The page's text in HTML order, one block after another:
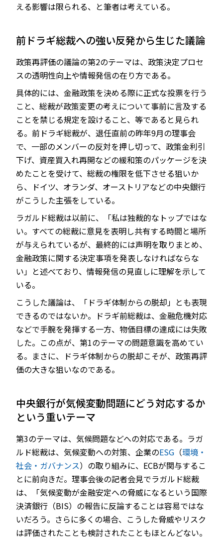
える影響は限られる、と筆者は考えている。
前ドラギ総裁への強い反発から生じた議論
政策再評価の議論の第2のテーマは、政策決定プロセ
スの透明性向上や情報発信の在り方である。
具体的には、金融政策を決める際に正式な投票を行う
こと、総裁が政策変更の考えについて事前に言及する
ことを禁じる規定を設けること、等であると見られ
る。前ドラギ総裁が、退任直前の昨年9月の理事会
で、一部のメンバーの反対を押し切って、政策金利引
下げ、資産買入れ再開などの緩和策のパッケージを決
めたことを受けて、総裁の権限を低下させる狙いか
ら、ドイツ、オランダ、オーストリアなどの中央銀行
がこうした主張をしている。
ラガルド総裁は以前に、「私は独裁的なトップではな
い。すべての総裁に意見を表明し共有する時間と場所
が与えられているが、最終的には声明を取りまとめ、
金融政策に関する決定事項を発表しなければならな
い」と述べており、情報発信の見直しに理解を示して
いる。
こうした議論は、「ドラギ体制からの脱却」とも表現
できるのではないか。ドラギ前総裁は、金融危機対応
などで手腕を発揮する一方、物価目標の達成には失敗
した。この点が、第1のテーマの問題意識を高めてい
る。まさに、ドラギ体制からの脱却こそが、政策再評
価の大きな狙いなのである。
中央銀行が気候変動問題にどう対応するか
という重いテーマ
第3のテーマは、気候問題などへの対応である。ラガ
ルド総裁は、気候変動への対策、企業のESG （環境・
社会・ガバナンス）の取り組みに、ECBが関与するこ
とに前向きだ。理事会後の記者会見でラガルド総裁
は、「気候変動が金融安定への脅威になるという国際
決済銀行（BIS）の報告に反論することは容易ではな
いだろう。さらに多くの場合、こうした脅威やリスク
は評価されたことも検討されたこともほとんどない。